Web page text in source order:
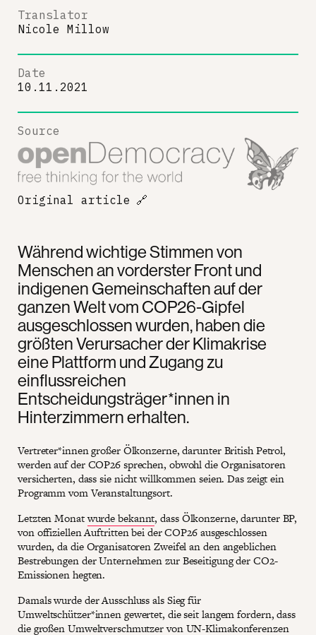
Während wichtige Stimmen von
Menschen an vorderster Front und
indigenen Gemeinschaften auf der
ganzen Welt vom COP26-Gipfel
ausgeschlossen wurden, haben die
größten Verursacher der Klimakrise
eine Plattform und Zugang zu
einflussreichen
Entscheidungsträger*innen in
Hinterzimmern erhalten.
Vertreter*innen großer Ölkonzerne, darunter British Petrol,
werden auf der COP26 sprechen, obwohl die Organisatoren
versicherten, dass sie nicht willkommen seien. Das zeigt ein
Programm vom Veranstaltungsort.
Letzten Monatwurde bekannt, dass Ölkonzerne, darunter BP,
von offiziellen Auftritten bei der COP26 ausgeschlossen
wurden, da die Organisatoren Zweifel an den angeblichen
Bestrebungen der Unternehmen zur Beseitigung der CO2-
Emissionen hegten.
Damals wurde der Ausschluss als Sieg für
Umweltschützer*innen gewertet, die seit langem fordern, dass
die großen Umweltverschmutzer von UN-Klimakonferenzen
Translator
Nicole Millow
Date
10.11.2021
Source
Original article 🔗